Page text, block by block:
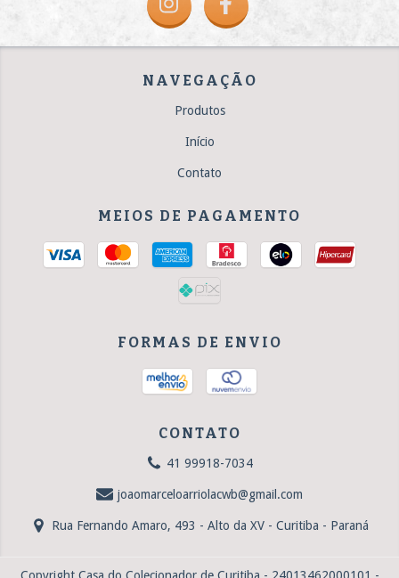
NAVEGAÇÃO
Produtos
Início
Contato
MEIOS DE PAGAMENTO
FORMAS DE ENVIO
CONTATO
41 99918-7034
joaomarceloarriolacwb@gmail.com
Rua Fernando Amaro, 493 - Alto da XV - Curitiba - Paraná